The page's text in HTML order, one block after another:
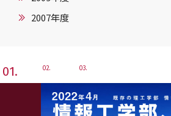
2007年度
1 2 3